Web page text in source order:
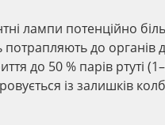
лампи потенційно
потрапляють до
до 50 % парів ртуті
із залишків